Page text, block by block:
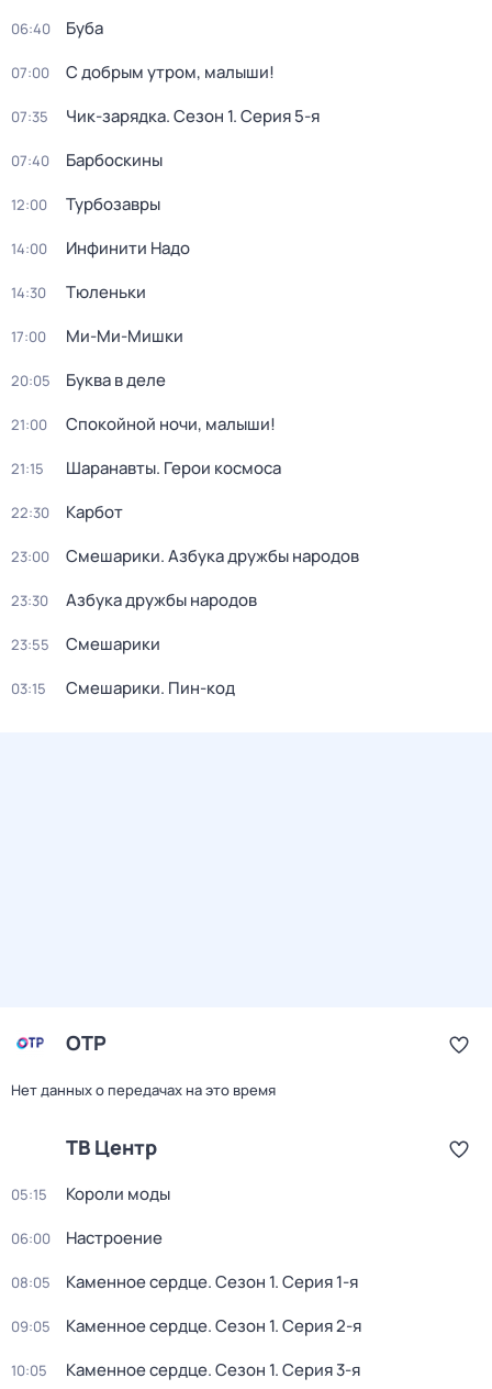
06:40 Буба
07:00 С добрым утром, малыши!
07:35 Чик-зарядка. Сезон 1. Серия 5-я
07:40 Барбоскины
12:00 Турбозавры
14:00 Инфинити Надо
14:30 Тюленьки
17:00 Ми-Ми-Мишки
20:05 Буква в деле
21:00 Спокойной ночи, малыши!
21:15 Шаранавты. Герои космоса
22:30 Карбот
23:00 Смешарики. Азбука дружбы народов
23:30 Азбука дружбы народов
23:55 Смешарики
03:15 Смешарики. Пин-код
ОТР
Нет данных о передачах на это время
ТВ Центр
05:15 Короли моды
06:00 Настроение
08:05 Каменное сердце. Сезон 1. Серия 1-я
09:05 Каменное сердце. Сезон 1. Серия 2-я
10:05 Каменное сердце. Сезон 1. Серия 3-я